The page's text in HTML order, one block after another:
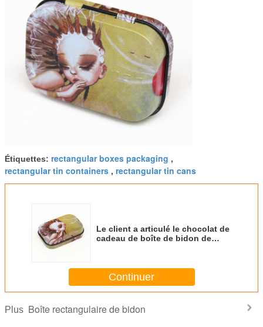
Étiquettes: rectangular boxes packaging ,
rectangular tin containers , rectangular tin cans
Le client a articulé le chocolat de
cadeau de boîte de bidon de
Continuer
Plus Boîte rectangulaire de bidon